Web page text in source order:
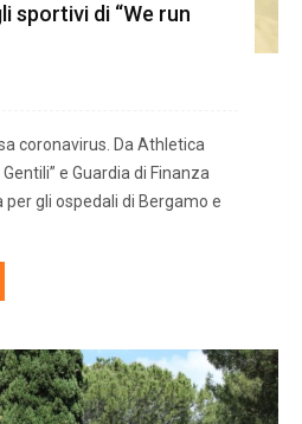
sportivi di “We run
coronavirus. Da Athletica
e Guardia di Finanza
per gli ospedali di Bergamo e